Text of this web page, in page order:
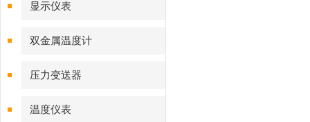
显示仪表
双金属温度计
压力变送器
温度仪表